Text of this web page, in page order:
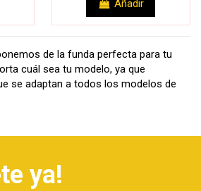
Añadir
de la funda perfecta para tu
cuál sea tu modelo, ya que
se adaptan a todos los modelos de
ya!